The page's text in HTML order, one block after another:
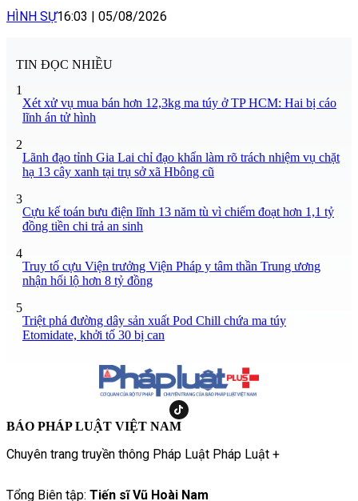
HÌNH SỰ16:03 | 05/08/2026
TIN ĐỌC NHIỀU
1
Xét xử vụ mua bán hơn 12,3kg ma túy ở TP HCM: Hai bị cáo
lĩnh án tử hình
2
Lãnh đạo tỉnh Gia Lai chỉ đạo khẩn làm rõ trách nhiệm vụ chặt
hạ 13 cây xanh tại trụ sở xã Hbông cũ
3
Cựu kế toán bưu điện lĩnh 13 năm tù vì chiếm đoạt hơn 1,1 tỷ
đồng tiền chi trả an sinh
4
Truy tố cựu Viện trưởng Viện Pháp y tâm thần Trung ương
nhận hối lộ hơn 8 tỷ đồng
5
Triệt phá đường dây sản xuất Pod Chill chứa ma túy
Etomidate, khởi tố 30 bị can
BÁO PHÁP LUẬT VIỆT NAM
Chuyên trang truyền thông Pháp Luật Pháp Luật +
Tổng Biên tập: Tiến sĩ Vũ Hoài Nam